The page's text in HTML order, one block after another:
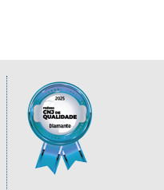
Informações úteis
Imagem